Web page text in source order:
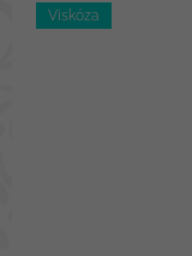
Viskóza